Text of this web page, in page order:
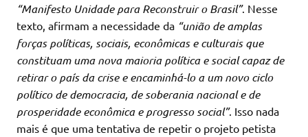
“Manifesto Unidade para Reconstruir o Brasil”. Nesse
texto, afirmam a necessidade da “união de amplas
forças políticas, sociais, econômicas e culturais que
constituam uma nova maioria política e social capaz de
retirar o país da crise e encaminhá-lo a um novo ciclo
político de democracia, de soberania nacional e de
prosperidade econômica e progresso social”. Isso nada
mais é que uma tentativa de repetir o projeto petista